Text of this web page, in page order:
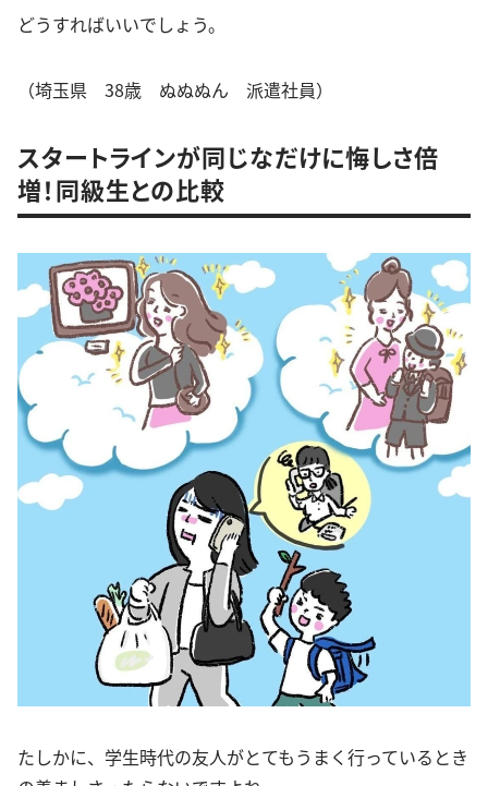
どうすればいいでしょう。
（埼玉県 38歳 ぬぬぬん 派遣社員）
スタートラインが同じなだけに悔しさ倍
増！同級生との比較
たしかに、学生時代の友人がとてもうまく行っているとき